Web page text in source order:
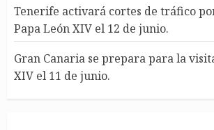
Tenerife activará cortes de tráfico
Papa León XIV el 12 de junio.
Gran Canaria se prepara para la
XIV el 11 de junio.